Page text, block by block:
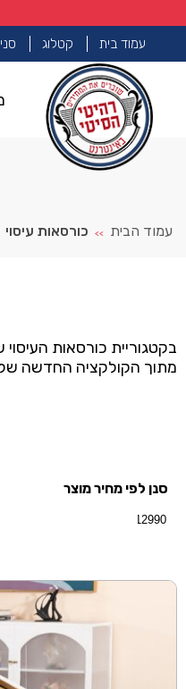
עמוד בית קטלוג
עמוד הבית >> כורסאות עיסוי
בקטגוריית כורסאות העיסוי
מתוך הקולקציה החדשה
סנן לפי מחיר מוצר